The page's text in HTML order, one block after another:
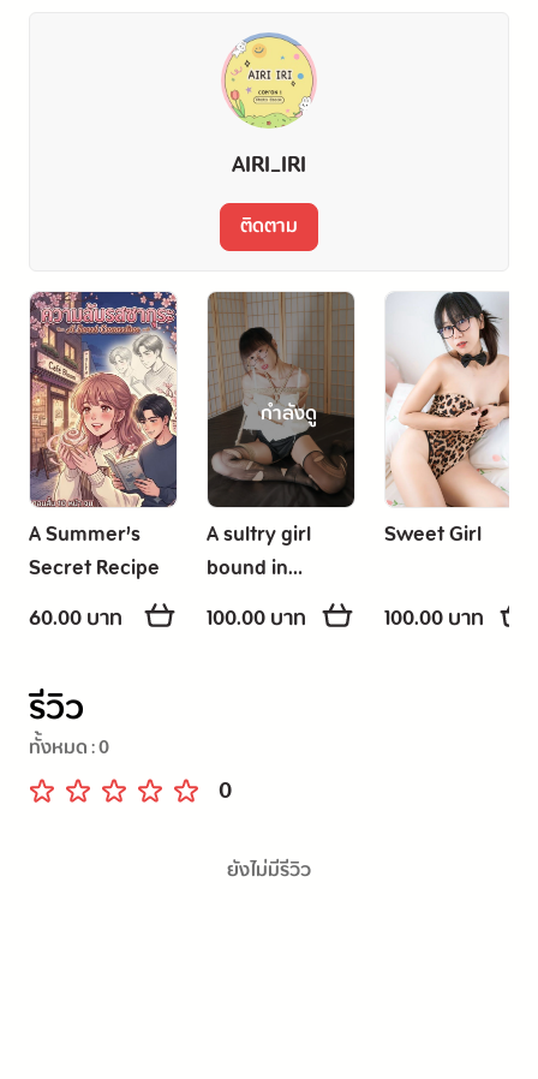
AIRI_IRI
ติดตาม
A Summer’s
Secret Recipe
60.00 บาท
กำลังดู
A sultry girl
bound in
passion
100.00 บาท
Sweet Girl
100.00 บาท
รีวิว
ทั้งหมด :0
0
ยังไม่มีรีวิว